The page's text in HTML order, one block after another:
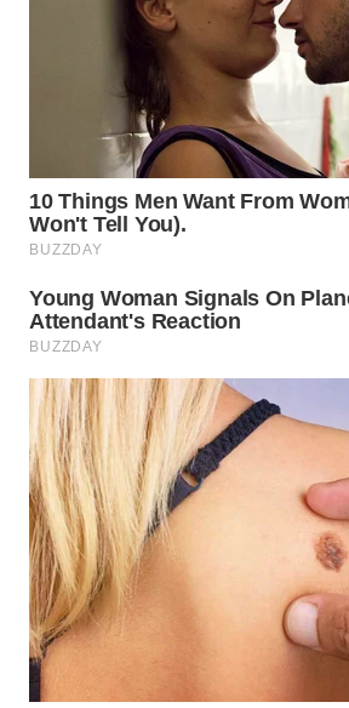
CIREBON
WN
INDRAMAYU
WN
KUNINGAN
WN
MAJALENGKA
WN
SUBANG
WN
SUKABUMI
WN